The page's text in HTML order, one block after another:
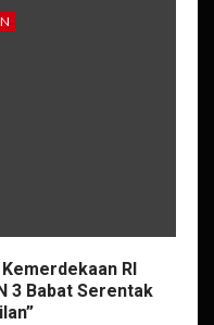
RI
3 Babat Serentak